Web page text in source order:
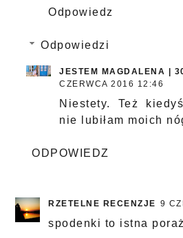
Odpowiedz
Odpowiedzi
JESTEM MAGDALENA |
CZERWCA 2016 12:46
Niestety. Też
nie lubiłam moich
ODPOWIEDZ
RZETELNE RECENZJE 9
spodenki to istna